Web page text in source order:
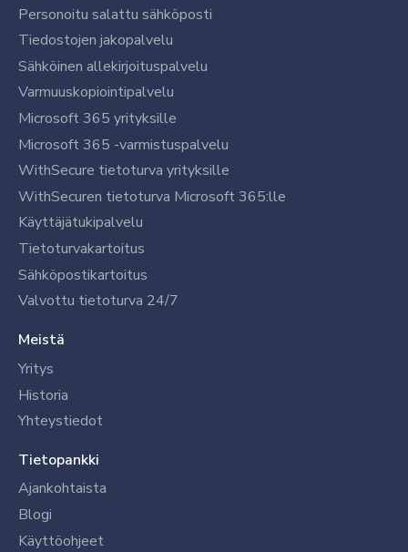
Personoitu salattu sähköposti
Tiedostojen jakopalvelu
Sähköinen allekirjoituspalvelu
Varmuuskopiointipalvelu
Microsoft 365 yrityksille
Microsoft 365 -varmistuspalvelu
WithSecure tietoturva yrityksille
WithSecuren tietoturva Microsoft 365:lle
Käyttäjätukipalvelu
Tietoturvakartoitus
Sähköpostikartoitus
Valvottu tietoturva 24/7
Meistä
Yritys
Historia
Yhteystiedot
Tietopankki
Ajankohtaista
Blogi
Käyttöohjeet